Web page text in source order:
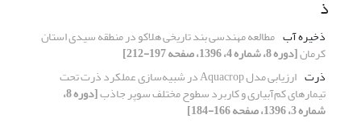
ذ
ذخیره آب مطالعه مهندسی بند تاریخی هلاکو در منطقه سیدی استان
کرمان[دوره 8، شماره 4، 1396، صفحه 197-212]
ذرت
ارزیابی مدل Aquacrop در شبیه‌سازی عملکرد ذرت تحت
تیمارهای کم‌آبیاری و کاربرد سطوح مختلف سوپر جاذب [دوره 8،
شماره 3، 1396، صفحه 166-184]